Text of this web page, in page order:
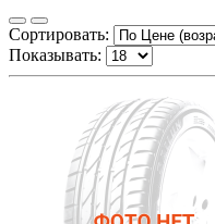
Сортировать:
Показывать: